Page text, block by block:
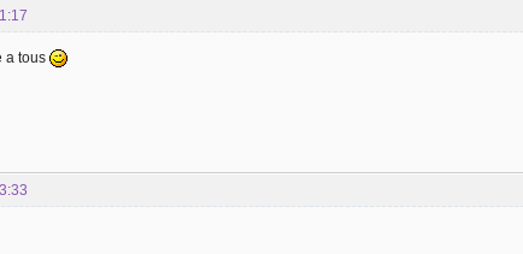
a tous